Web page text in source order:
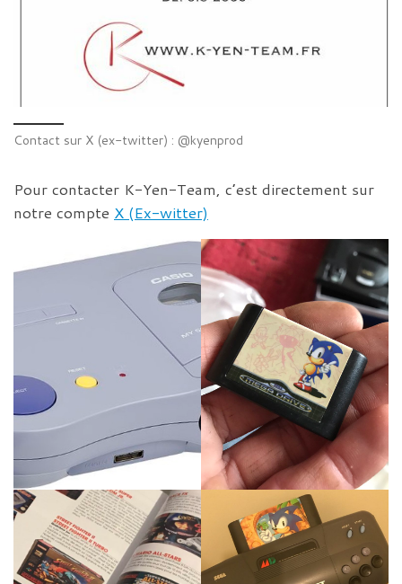
Contact sur X (ex-twitter) : @kyenprod
Pour contacter K-Yen-Team, c’est directement sur
notre compte X (Ex-witter)